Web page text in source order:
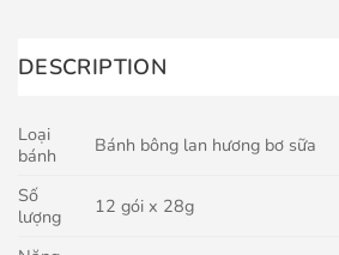
DESCRIPTION
Loại
bánh
Bánh bông lan hương bơ sữa
Số
lượng
12 gói x 28g